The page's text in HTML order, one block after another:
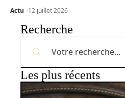
Actu 12 juillet 2026
Recherche
Les plus récents